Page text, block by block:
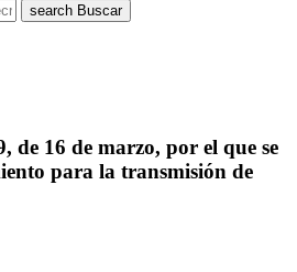
search Buscar
de 16 de marzo, por el que se
para la transmisión de